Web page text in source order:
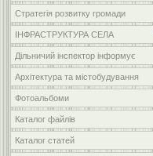
Стратегія розвитку громади
ІНФРАСТРУКТУРА СЕЛА
Дільничий інспектор інформує
Архітектура та містобудування
Фотоальбоми
Каталог файлів
Каталог статей